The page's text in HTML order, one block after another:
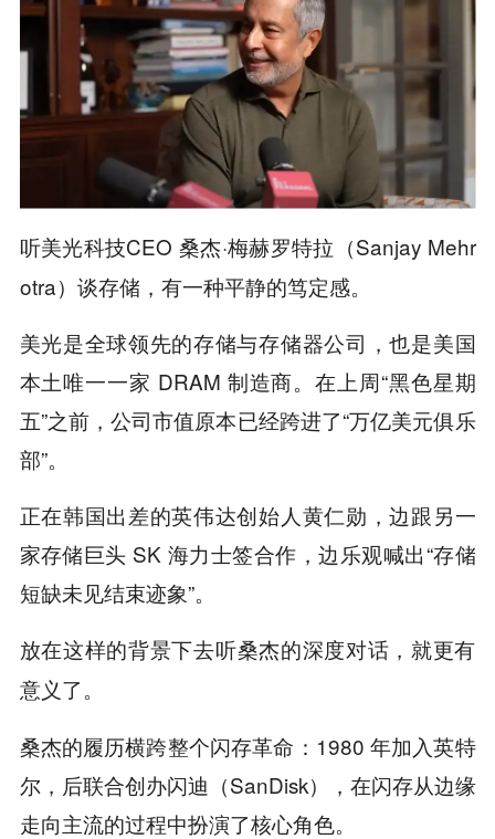
听美光科技CEO 桑杰·梅赫罗特拉（Sanjay Mehr
otra）谈存储，有一种平静的笃定感。
美光是全球领先的存储与存储器公司，也是美国
本土唯一一家 DRAM 制造商。在上周“黑色星期
五”之前，公司市值原本已经跨进了“万亿美元俱乐
部”。
正在韩国出差的英伟达创始人黄仁勋，边跟另一
家存储巨头 SK 海力士签合作，边乐观喊出“存储
短缺未见结束迹象”。
放在这样的背景下去听桑杰的深度对话，就更有
意义了。
桑杰的履历横跨整个闪存革命：1980 年加入英特
尔，后联合创办闪迪（SanDisk），在闪存从边缘
走向主流的过程中扮演了核心角色。